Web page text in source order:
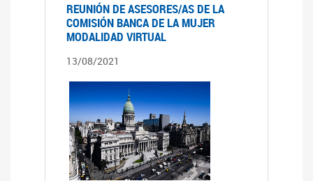
REUNIÓN DE ASESORES/AS DE LA
COMISIÓN BANCA DE LA MUJER
MODALIDAD VIRTUAL
13/08/2021